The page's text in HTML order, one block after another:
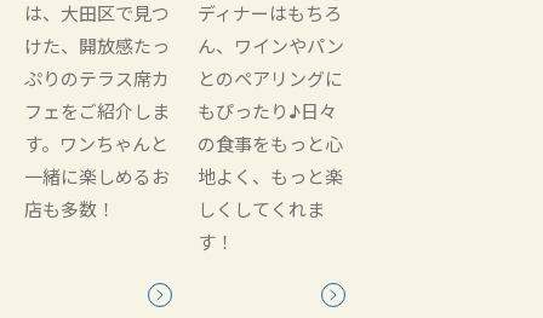
は、大田区で見つ
けた、開放感たっ
ぷりのテラス席カ
フェをご紹介しま
す。ワンちゃんと
一緒に楽しめるお
店も多数！
ディナーはもちろ
ん、ワインやパン
とのペアリングに
もぴったり♪日々
の食事をもっと心
地よく、もっと楽
しくしてくれま
す！